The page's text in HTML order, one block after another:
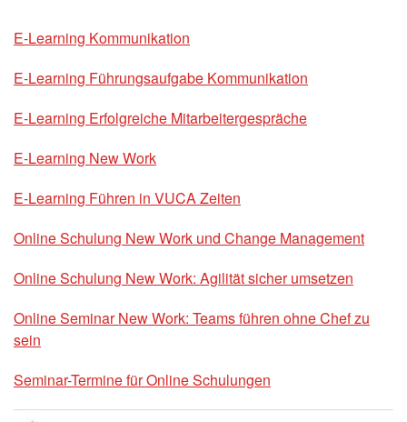
E-Learning Kommunikation
E-Learning Führungsaufgabe Kommunikation
E-Learning Erfolgreiche Mitarbeitergespräche
E-Learning New Work
E-Learning Führen in VUCA Zeiten
Online Schulung New Work und Change Management
Online Schulung New Work: Agilität sicher umsetzen
Online Seminar New Work: Teams führen ohne Chef zu
sein
Seminar-Termine für Online Schulungen